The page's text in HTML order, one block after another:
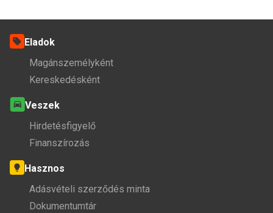
Eladok
Magánszemélyként
Kereskedésként
Veszek
Hirdetésfigyelő
Finanszírozás
Hasznos
Adásvételi szerződés minta
Dokumentumtár